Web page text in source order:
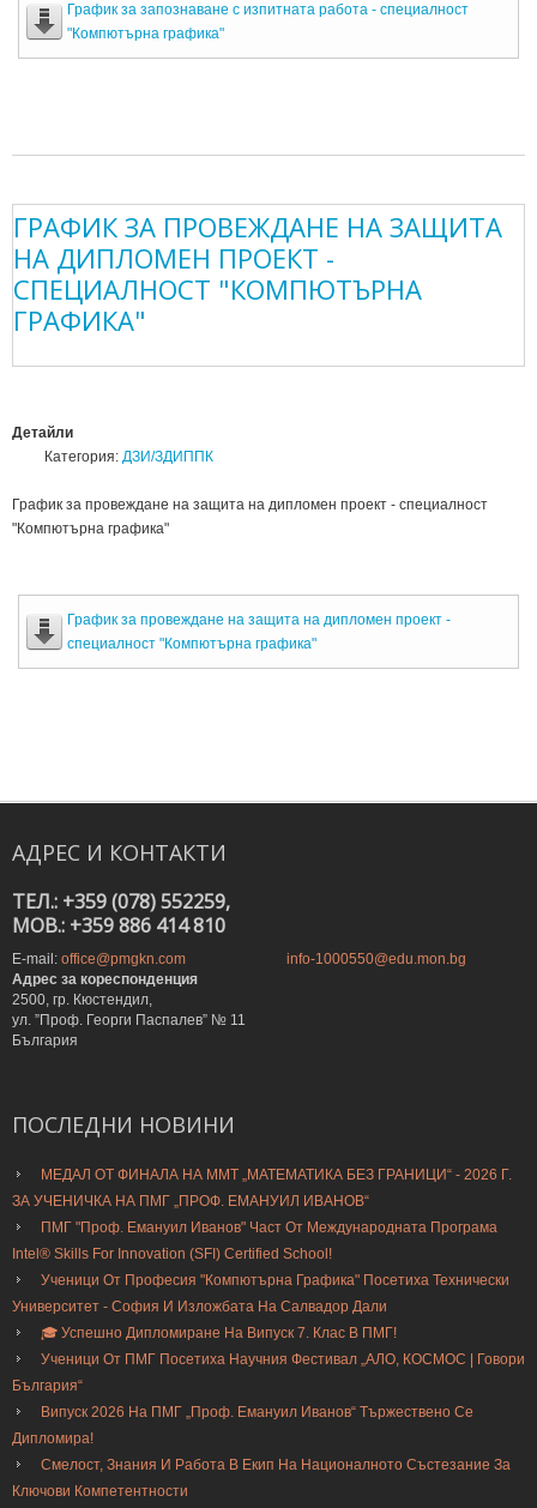
График за запознаване с изпитната работа - специалност
"Компютърна графика"
ГРАФИК ЗА ПРОВЕЖДАНЕ НА ЗАЩИТА
НА ДИПЛОМЕН ПРОЕКТ -
СПЕЦИАЛНОСТ "КОМПЮТЪРНА
ГРАФИКА"
Детайли
Категория: ДЗИ/ЗДИППК
График за провеждане на защита на дипломен проект - специалност
"Компютърна графика"
График за провеждане на защита на дипломен проект -
специалност "Компютърна графика"
АДРЕС И КОНТАКТИ
ТЕЛ.: +359 (078) 552259,
MOB.: +359 886 414 810
E-mail: office@pmgkn.com
info-1000550@edu.mon.bg
Адрес за кореспонденция
2500, гр. Кюстендил,
ул. ”Проф. Георги Паспалев” № 11
България
ПОСЛЕДНИ НОВИНИ
МЕДАЛ ОТ ФИНАЛА НА ММТ „МАТЕМАТИКА БЕЗ ГРАНИЦИ“ - 2026 Г.
ЗА УЧЕНИЧКА НА ПМГ „ПРОФ. ЕМАНУИЛ ИВАНОВ“
ПМГ "Проф. Емануил Иванов" Част От Международната Програма
Intel® Skills For Innovation (SFI) Certified School!
Ученици От Професия "Компютърна Графика" Посетиха Технически
Университет - София И Изложбата На Салвадор Дали
🎓 Успешно Дипломиране На Випуск 7. Клас В ПМГ!
Ученици От ПМГ Посетиха Научния Фестивал „АЛО, КОСМОС | Говори
България“
Випуск 2026 На ПМГ „Проф. Емануил Иванов“ Тържествено Се
Дипломира!
Смелост, Знания И Работа В Екип На Националното Състезание За
Ключови Компетентности